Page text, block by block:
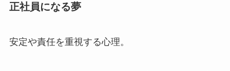
正社員になる夢
安定や責任を重視する心理。